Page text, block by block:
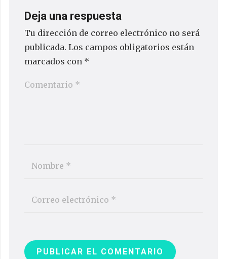
Deja una respuesta
Tu dirección de correo electrónico no será
publicada. Los campos obligatorios están
marcados con *
PUBLICAR EL COMENTARIO